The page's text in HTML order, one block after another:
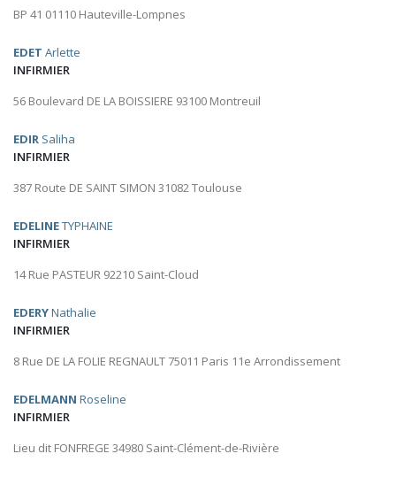
BP 41 01110 Hauteville-Lompnes
EDET Arlette
INFIRMIER
56 Boulevard DE LA BOISSIERE 93100 Montreuil
EDIR Saliha
INFIRMIER
387 Route DE SAINT SIMON 31082 Toulouse
EDELINETYPHAINE
INFIRMIER
14 Rue PASTEUR 92210 Saint-Cloud
EDERYNathalie
INFIRMIER
8 Rue DE LA FOLIE REGNAULT 75011 Paris 11e Arrondissement
EDELMANN Roseline
INFIRMIER
Lieu dit FONFREGE 34980 Saint-Clément-de-Rivière